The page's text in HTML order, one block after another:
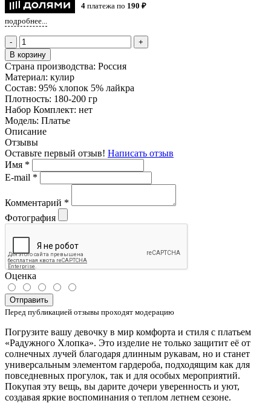
4 платежа по 190 ₽
подробнее...
-
+
В корзину
Страна производства: Россия
Материал: кулир
Состав: 95% хлопок 5% лайкра
Плотность: 180-200 гр
Набор Комплект: нет
Модель: Платье
Описание
Отзывы
Оставьте первый отзыв! Написать отзыв
Имя *
E-mail *
Комментарий *
Фотография
Оценка
Отправить
Перед публикацией отзывы проходят модерацию
Погрузите вашу девочку в мир комфорта и стиля с платьем
«Радужного Хлопка». Это изделие не только защитит её от
солнечных лучей благодаря длинным рукавам, но и станет
универсальным элементом гардероба, подходящим как для
повседневных прогулок, так и для особых мероприятий.
Покупая эту вещь, вы дарите дочери уверенность и уют,
создавая яркие воспоминания о теплом летнем сезоне.